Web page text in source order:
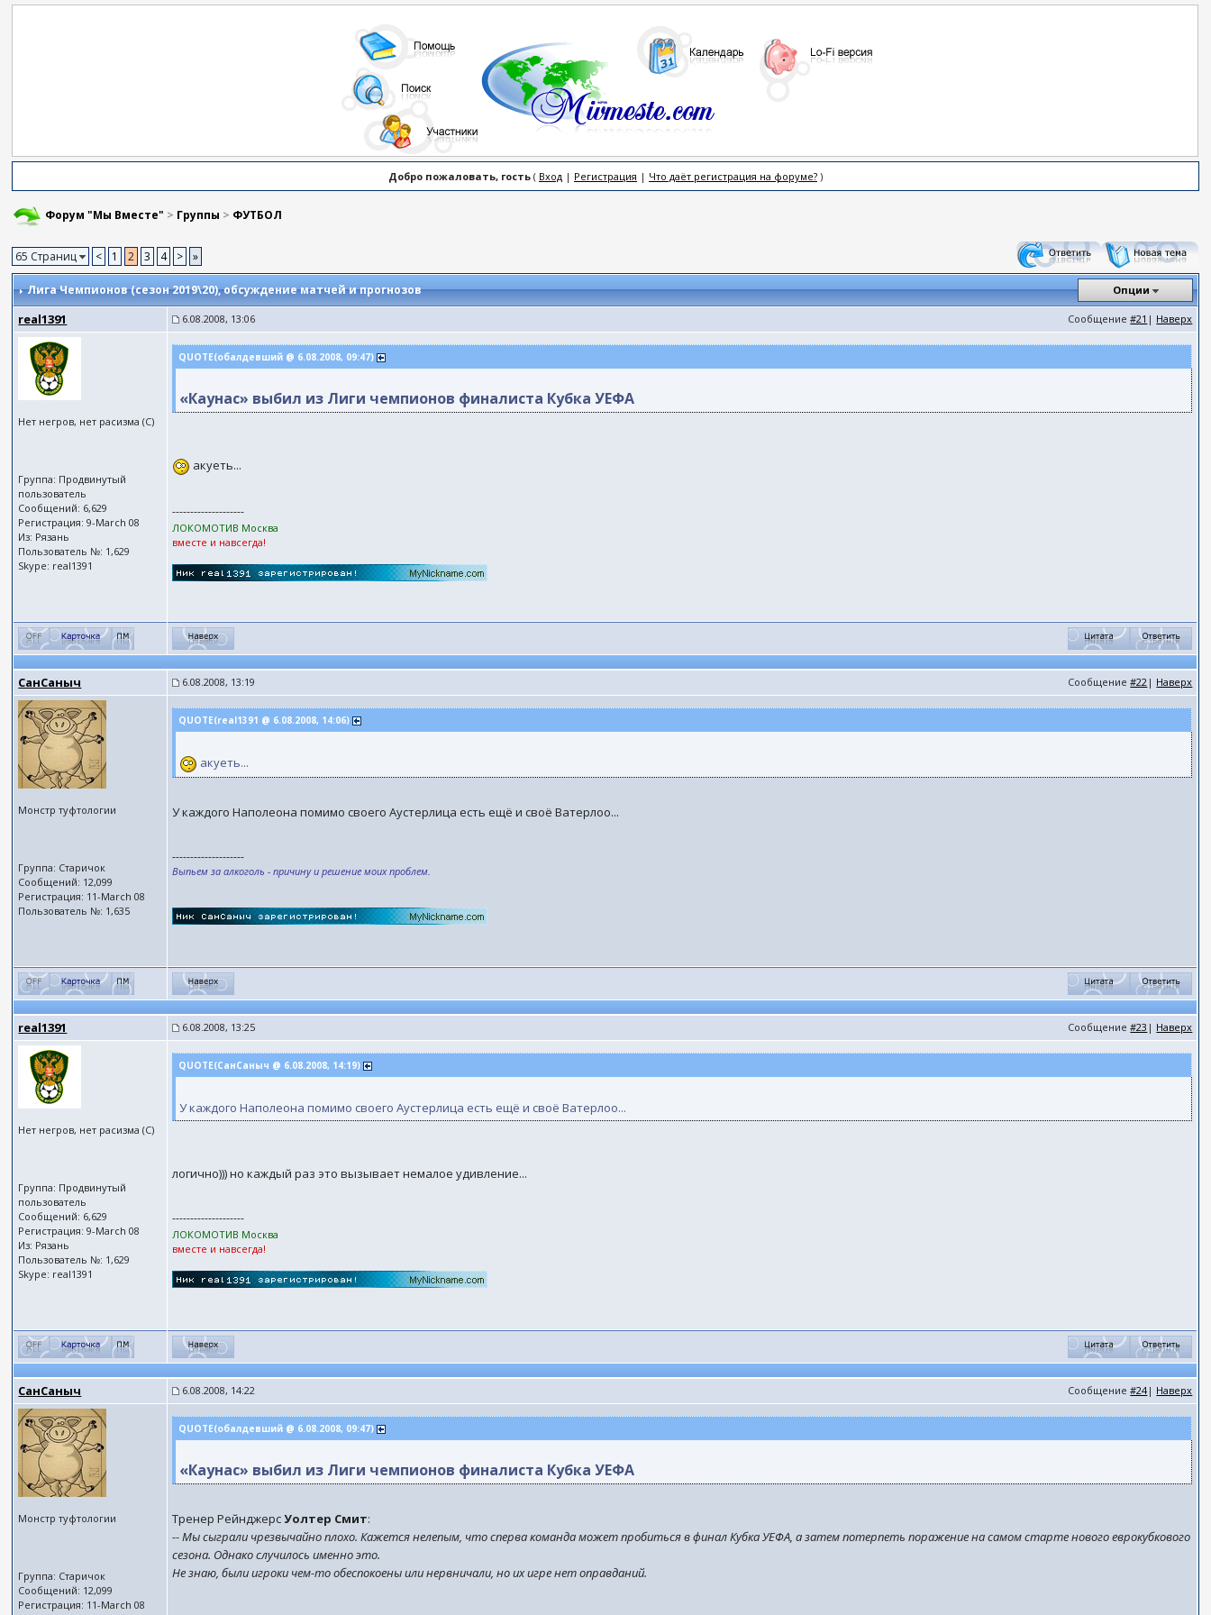
Добро пожаловать, гость( Вход| Регистрация | Что даёт регистрация на форуме?)
Форум "Мы Вместе" > Группы > ФУТБОЛ
65 Страниц < 1 2 3 4 > »
Лига Чемпионов (сезон 2019\20), обсуждение матчей и прогнозов Опции
real1391 6.08.2008, 13:06 Сообщение#21 | Наверх
Нет негров, нет расизма (С)
Группа: Продвинутый
пользователь
Сообщений: 6,629
Регистрация: 9-March 08
Из: Рязань
Пользователь №: 1,629
Skype: real1391
QUOTE(обалдевший @ 6.08.2008, 09:47)
«Каунас» выбил из Лиги чемпионов финалиста Кубка УЕФА
акуеть...
--------------------
ЛОКОМОТИВ Москва
вместе и навсегда!
СанСаныч 6.08.2008, 13:19 Сообщение#22 | Наверх
Монстр туфтологии
Группа: Старичок
Сообщений: 12,099
Регистрация: 11-March 08
Пользователь №: 1,635
QUOTE(real1391 @ 6.08.2008, 14:06)
акуеть...
У каждого Наполеона помимо своего Аустерлица есть ещё и своё Ватерлоо...
--------------------
Выпьем за алкоголь - причину и решение моих проблем.
real1391 6.08.2008, 13:25 Сообщение#23 | Наверх
Нет негров, нет расизма (С)
Группа: Продвинутый
пользователь
Сообщений: 6,629
Регистрация: 9-March 08
Из: Рязань
Пользователь №: 1,629
Skype: real1391
QUOTE(СанСаныч @ 6.08.2008, 14:19)
У каждого Наполеона помимо своего Аустерлица есть ещё и своё Ватерлоо...
логично))) но каждый раз это вызывает немалое удивление...
--------------------
ЛОКОМОТИВ Москва
вместе и навсегда!
СанСаныч 6.08.2008, 14:22 Сообщение#24| Наверх
Монстр туфтологии
Группа: Старичок
Сообщений: 12,099
Регистрация: 11-March 08
QUOTE(обалдевший @ 6.08.2008, 09:47)
«Каунас» выбил из Лиги чемпионов финалиста Кубка УЕФА
Тренер РейнджерсУолтер Смит:
-- Мы сыграли чрезвычайно плохо. Кажется нелепым, что сперва команда может пробиться в финал Кубка УЕФА, а затем потерпеть поражение на самом старте нового еврокубкового
сезона. Однако случилось именно это.
Не знаю, были игроки чем-то обеспокоены или нервничали, но их игре нет оправданий.